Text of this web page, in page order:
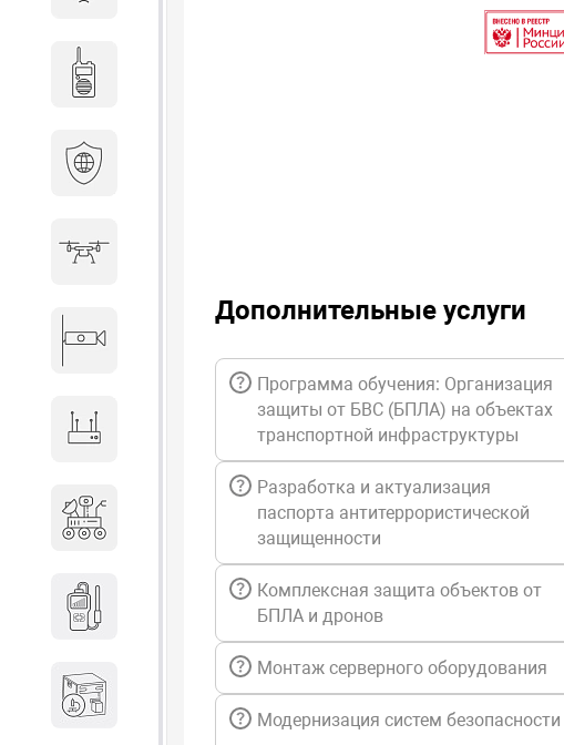
Сетевое оборудование
Дозиметрическое
Атомно-эмиссионные
спектрометры
Дополнительные услуги
Программа обучения: Организация
защиты от БВС (БПЛА) на объектах
транспортной инфраструктуры
Разработка и актуализация
паспорта антитеррористической
защищенности
Комплексная защита объектов от
БПЛА и дронов
Монтаж серверного оборудования
Модернизация систем безопасности